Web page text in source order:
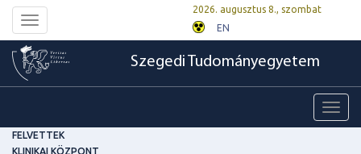
Toggle
navigation
2026. augusztus 8., szombat
EN
Szegedi Tudományegyetem
FELVETTEK
KLINIKAI KÖZPONT